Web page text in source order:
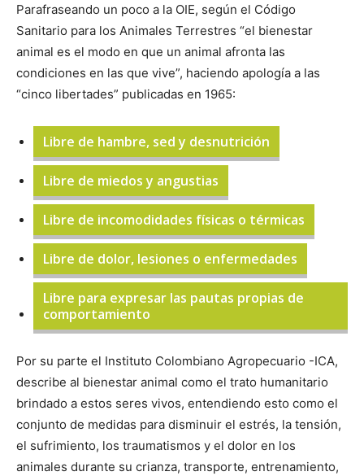
Parafraseando un poco a la OIE, según el Código
Sanitario para los Animales Terrestres “el bienestar
animal es el modo en que un animal afronta las
condiciones en las que vive”, haciendo apología a las
“cinco libertades” publicadas en 1965:
Libre de hambre, sed y desnutrición
Libre de miedos y angustias
Libre de incomodidades físicas o térmicas
Libre de dolor, lesiones o enfermedades
Libre para expresar las pautas propias de
comportamiento
Por su parte el Instituto Colombiano Agropecuario -ICA,
describe al bienestar animal como el trato humanitario
brindado a estos seres vivos, entendiendo esto como el
conjunto de medidas para disminuir el estrés, la tensión,
el sufrimiento, los traumatismos y el dolor en los
animales durante su crianza, transporte, entrenamiento,